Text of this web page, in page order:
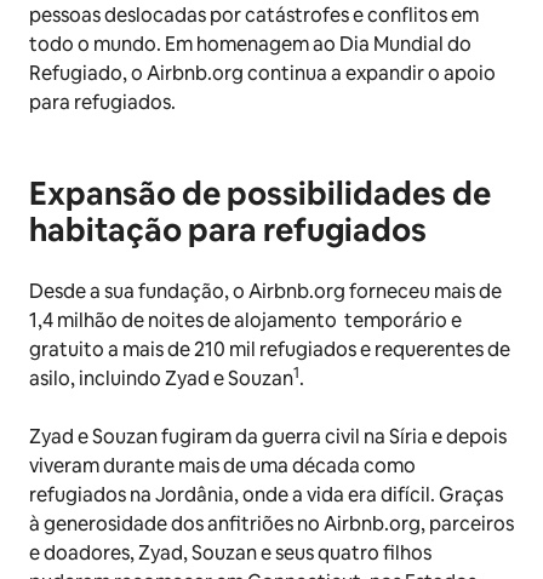
pessoas deslocadas por catástrofes e conflitos em
todo o mundo. Em homenagem ao Dia Mundial do
Refugiado, o Airbnb.org continua a expandir o apoio
para refugiados.
Expansão de possibilidades de
habitação para refugiados
Desde a sua fundação, o Airbnb.org forneceu mais de
1,4 milhão de noites de alojamento temporário e
gratuito a mais de 210 mil refugiados e requerentes de
asilo, incluindo Zyad e Souzan1.
Zyad e Souzan fugiram da guerra civil na Síria e depois
viveram durante mais de uma década como
refugiados na Jordânia, onde a vida era difícil. Graças
à generosidade dos anfitriões no Airbnb.org, parceiros
e doadores, Zyad, Souzan e seus quatro filhos